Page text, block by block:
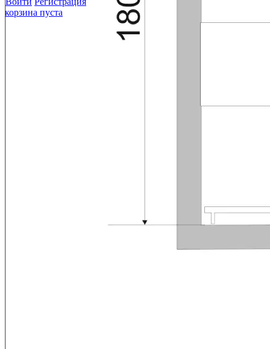
корзина пуста